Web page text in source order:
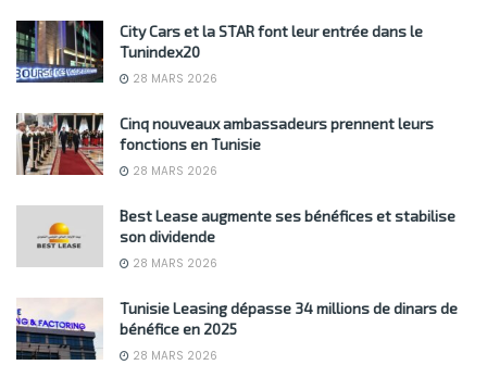
City Cars et la STAR font leur entrée dans le
Tunindex20
28 MARS 2026
Cinq nouveaux ambassadeurs prennent leurs
fonctions en Tunisie
28 MARS 2026
Best Lease augmente ses bénéfices et stabilise
son dividende
28 MARS 2026
Tunisie Leasing dépasse 34 millions de dinars de
bénéfice en 2025
28 MARS 2026